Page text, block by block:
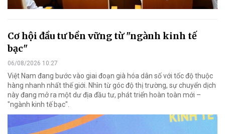
Cơ hội đầu tư bền vững từ "ngành kinh tế
bạc"
06/08/2026 10:27
Việt Nam đang bước vào giai đoạn già hóa dân số với tốc độ thuộc
hàng nhanh nhất thế giới. Nhìn từ góc độ thị trường, sự chuyển dịch
này đang mở ra một dư địa đầu tư, phát triển hoàn toàn mới –
"ngành kinh tế bạc".